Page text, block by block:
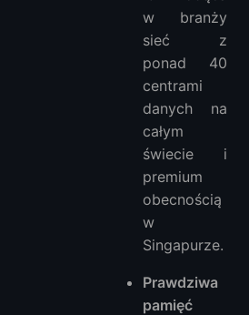
w branży
sieć z
ponad 40
centrami
danych na
całym
świecie i
premium
obecnością
w
Singapurze.
Prawdziwa
pamięć